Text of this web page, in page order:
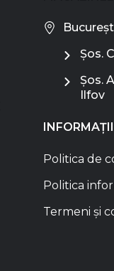
Șos.
Șos.
Ilfov
INFORMAȚII
Politica de
Politica
Termeni și